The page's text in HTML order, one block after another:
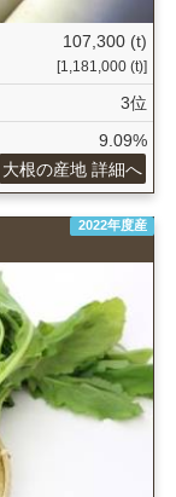
107,300 (t)
[1,181,000 (t)]
3位
9.09%
大根の産地 詳細へ
2022年度産